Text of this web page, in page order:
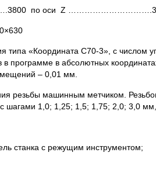
по оси Z
типа «Координата С70-3», с
программе в абсолютных
– 0,01 мм.
резьбы машинным метчиком.
шагами 1,0; 1,25; 1,5; 1,75; 2,0; 3,0
станка с режущим инструментом;